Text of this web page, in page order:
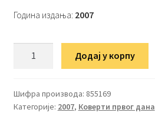
Година издања: 2007
Опсерваторија
Додај у корпу
Шифра производа: 855169
Категорије: 2007, Коверти првог дана